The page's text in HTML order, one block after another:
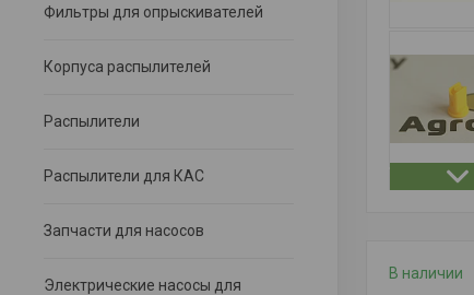
Фильтры для опрыскивателей
Корпуса распылителей
Распылители
Распылители для КАС
Запчасти для насосов
Электрические насосы для
В наличии